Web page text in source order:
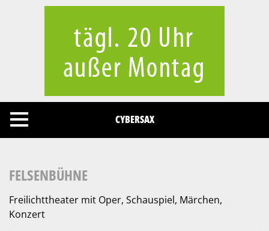
CYBERSAX
FELSENBÜHNE
Freilichttheater mit Oper, Schauspiel, Märchen,
Konzert
Cookies management panel